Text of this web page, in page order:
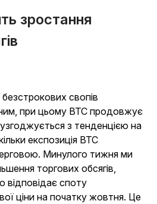
зростання
свопів
при цьому BTC продовжує
з тенденцією на
експозиція BTC
Минулого тижня ми
торгових обсягів,
відповідає споту
ціни на початку жовтня. Це